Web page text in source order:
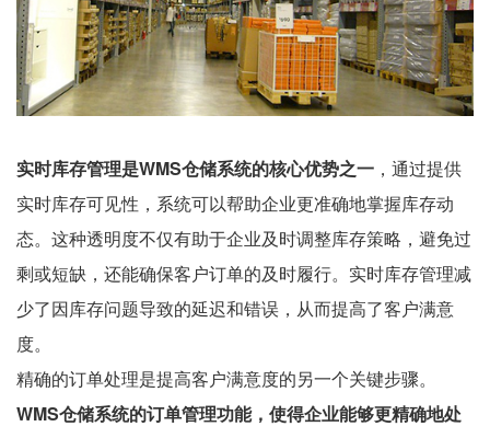
实时库存管理是WMS仓储系统的核心优势之一 ，通过提供
实时库存可见性，系统可以帮助企业更准确地掌握库存动
态。这种透明度不仅有助于企业及时调整库存策略，避免过
剩或短缺，还能确保客户订单的及时履行。实时库存管理减
少了因库存问题导致的延迟和错误，从而提高了客户满意
度。
精确的订单处理是提高客户满意度的另一个关键步骤。
WMS仓储系统的订单管理功能，使得企业能够更精确地处